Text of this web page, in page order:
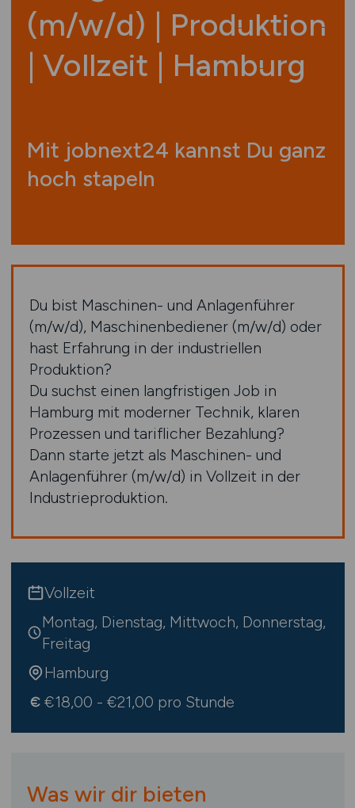
(m/w/d) | Produktion
| Vollzeit | Hamburg
Mit jobnext24 kannst Du ganz
hoch stapeln
Du bist Maschinen- und Anlagenführer
(m/w/d), Maschinenbediener (m/w/d) oder
hast Erfahrung in der industriellen
Produktion?
Du suchst einen langfristigen Job in
Hamburg mit moderner Technik, klaren
Prozessen und tariflicher Bezahlung?
Dann starte jetzt als Maschinen- und
Anlagenführer (m/w/d) in Vollzeit in der
Industrieproduktion.
Vollzeit
Montag, Dienstag, Mittwoch, Donnerstag,
Freitag
Hamburg
€18,00 - €21,00 pro Stunde
Was wir dir bieten